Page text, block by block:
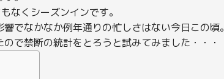
なくシーズンインです。
でなかなか例年通りの忙しさはない今日この頃。
で禁断の統計をとろうと試みてみました・・・